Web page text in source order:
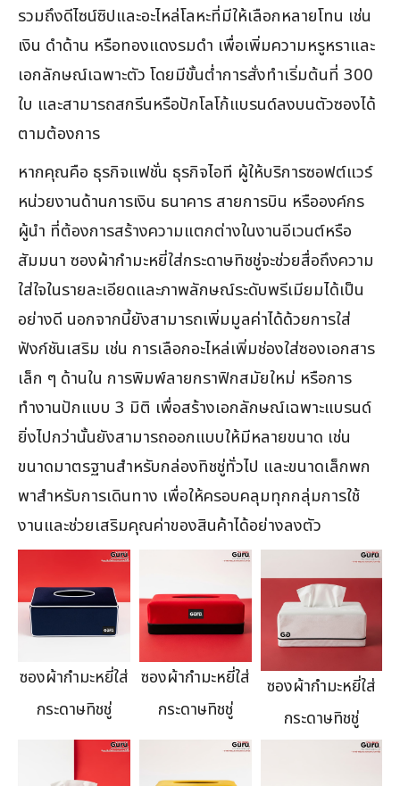
รวมถึงดีไซน์ซิปและอะไหล่โลหะที่มีให้เลือกหลายโทน เช่น
เงิน ดำด้าน หรือทองแดงรมดำ เพื่อเพิ่มความหรูหราและ
เอกลักษณ์เฉพาะตัว โดยมีขั้นต่ำการสั่งทำเริ่มต้นที่ 300
ใบ และสามารถสกรีนหรือปักโลโก้แบรนด์ลงบนตัวซองได้
ตามต้องการ
หากคุณคือ ธุรกิจแฟชั่น ธุรกิจไอที ผู้ให้บริการซอฟต์แวร์
หน่วยงานด้านการเงิน ธนาคาร สายการบิน หรือองค์กร
ผู้นำ ที่ต้องการสร้างความแตกต่างในงานอีเวนต์หรือ
สัมมนา ซองผ้ากำมะหยี่ใส่กระดาษทิชชู่จะช่วยสื่อถึงความ
ใส่ใจในรายละเอียดและภาพลักษณ์ระดับพรีเมียมได้เป็น
อย่างดี นอกจากนี้ยังสามารถเพิ่มมูลค่าได้ด้วยการใส่
ฟังก์ชันเสริม เช่น การเลือกอะไหล่เพิ่มช่องใส่ซองเอกสาร
เล็ก ๆ ด้านใน การพิมพ์ลายกราฟิกสมัยใหม่ หรือการ
ทำงานปักแบบ 3 มิติ เพื่อสร้างเอกลักษณ์เฉพาะแบรนด์
ยิ่งไปกว่านั้นยังสามารถออกแบบให้มีหลายขนาด เช่น
ขนาดมาตรฐานสำหรับกล่องทิชชู่ทั่วไป และขนาดเล็กพก
พาสำหรับการเดินทาง เพื่อให้ครอบคลุมทุกกลุ่มการใช้
งานและช่วยเสริมคุณค่าของสินค้าได้อย่างลงตัว
ซองผ้ากำมะหยี่ใส่
กระดาษทิชชู่
ซองผ้ากำมะหยี่ใส่
กระดาษทิชชู่
ซองผ้ากำมะหยี่ใส่
กระดาษทิชชู่